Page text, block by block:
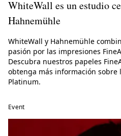
WhiteWall es un estudio
Hahnemühle
WhiteWall y Hahnemühle
pasión por las impresiones
Descubra nuestros papeles
obtenga más información sobre
Platinum.
Event